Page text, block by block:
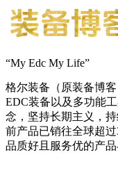
“My Edc My Life”
格尔装备（原装备博客
EDC装备以及多功能
念，坚持长期主义，
前产品已销往全球超
品质好且服务优的产品